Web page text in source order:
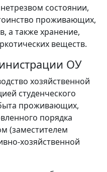
состоянии,
проживающих,
а также хранение,
веществ.
ОУ
хозяйственной
студенческого
проживающих,
порядка
(заместителем
хозяйственной